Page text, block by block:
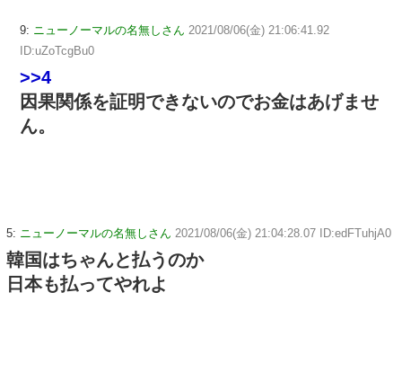
9: ニューノーマルの名無しさん 2021/08/06(金) 21:06:41.92
ID:uZoTcgBu0
>>4
因果関係を証明できないのでお金はあげませ
ん。
5: ニューノーマルの名無しさん 2021/08/06(金) 21:04:28.07 ID:edFTuhjA0
韓国はちゃんと払うのか
日本も払ってやれよ